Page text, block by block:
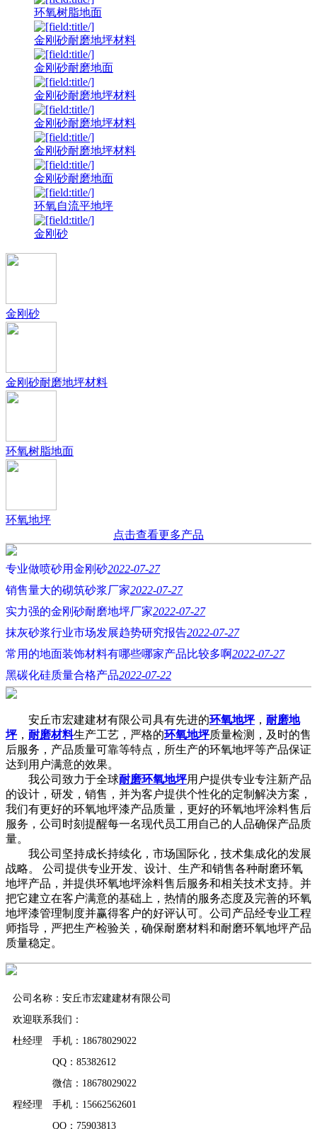
环氧树脂地面
金刚砂耐磨地坪材料
金刚砂耐磨地面
金刚砂耐磨地坪材料
金刚砂耐磨地坪材料
金刚砂耐磨地坪材料
金刚砂耐磨地面
环氧自流平地坪
金刚砂
金刚砂
金刚砂耐磨地坪材料
环氧树脂地面
环氧地坪
点击查看更多产品
专业做喷砂用金刚砂2022-07-27
销售量大的砌筑砂浆厂家2022-07-27
实力强的金刚砂耐磨地坪厂家2022-07-27
抹灰砂浆行业市场发展趋势研究报告2022-07-27
常用的地面装饰材料有哪些哪家产品比较多啊2022-07-27
黑碳化硅质量合格产品2022-07-22
安丘市宏建建材有限公司具有先进的环氧地坪， 耐磨地
坪， 耐磨材料生产工艺，严格的环氧地坪质量检测，及时的售
后服务，产品质量可靠等特点，所生产的环氧地坪等产品保证
达到用户满意的效果。
我公司致力于全球耐磨环氧地坪用户提供专业专注新产品
的设计，研发，销售，并为客户提供个性化的定制解决方案，
我们有更好的环氧地坪漆产品质量，更好的环氧地坪涂料售后
服务，公司时刻提醒每一名现代员工用自己的人品确保产品质
量。
我公司坚持成长持续化，市场国际化，技术集成化的发展
战略。 公司提供专业开发、设计、生产和销售各种耐磨环氧
地坪产品，并提供环氧地坪涂料售后服务和相关技术支持。并
把它建立在客户满意的基础上，热情的服务态度及完善的环氧
地坪漆管理制度并赢得客户的好评认可。公司产品经专业工程
师指导，严把生产检验关，确保耐磨材料和耐磨环氧地坪产品
质量稳定。
公司名称：安丘市宏建建材有限公司
欢迎联系我们：
杜经理 手机：18678029022
QQ：85382612
微信：18678029022
程经理 手机：15662562601
QQ：75903813